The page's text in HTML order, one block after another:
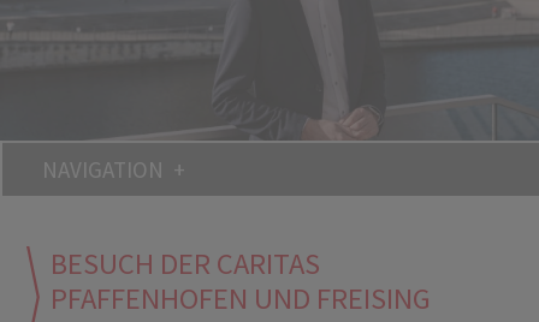
NAVIGATION
BESUCH DER CARITAS
PFAFFENHOFEN UND FREISING